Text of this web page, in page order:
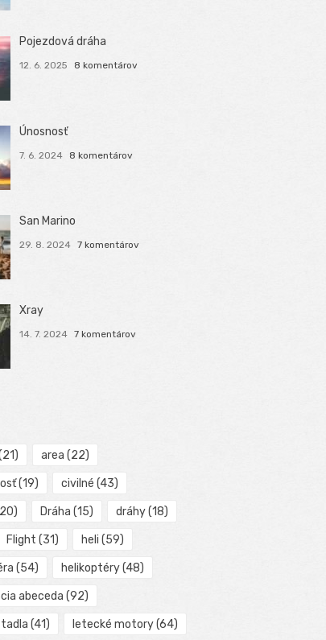
Pojezdová dráha
12. 6. 2025 8 komentárov
Únosnosť
7. 6. 2024 8 komentárov
San Marino
29. 8. 2024 7 komentárov
Xray
14. 7. 2024 7 komentárov
area (22)
(19) civilné (43)
Dráha (15) dráhy(18)
Flight (31) heli (59)
(54) helikoptéry(48)
abeceda (92)
(41) letecké motory(64)